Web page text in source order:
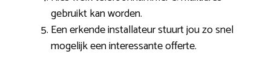
gebruikt kan worden.
Een erkende installateur stuurt jou zo snel
mogelijk een interessante offerte.